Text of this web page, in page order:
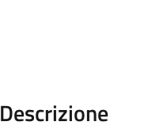
Descrizione